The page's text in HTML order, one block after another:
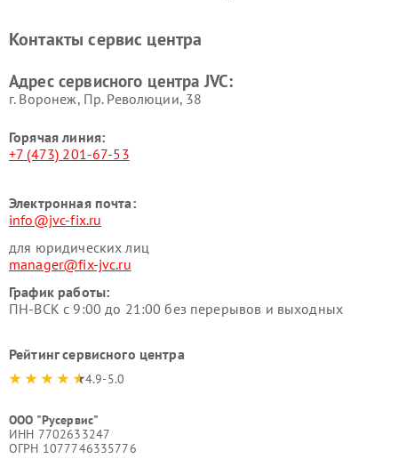
Контакты сервис центра
Адрес сервисного центра JVC:
г. Воронеж, Пр. Революции, 38
Горячая линия:
+7 (473) 201-67-53
Электронная почта:
info@jvc-fix.ru
для юридических лиц
manager@fix-jvc.ru
График работы:
ПН-ВСК с 9:00 до 21:00 без перерывов и выходных
Рейтинг сервисного центра
4.9-5.0
ООО "Русервис"
ИНН 7702633247
ОГРН 1077746335776